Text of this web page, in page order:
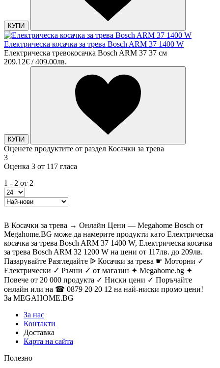
КУПИ
Електрическа косачка за трева Bosch ARM 37 1400 W
Електрическа тревокосачка Bosch ARM 37 37 см
209.12€ / 409.00лв.
КУПИ
Оценете продуктите от раздел Косачки за трева
3
Оценка 3 от 117 гласа
1 - 2 от 2
В Косачки за трева → Онлайн Цени — Megahome Bosch от
Megahome.BG може да намерите продукти като Електрическа
косачка за трева Bosch ARM 37 1400 W, Електрическа косачка
за трева Bosch ARM 32 1200 W на цени от 117лв. до 209лв.
Пазарувайте Разгледайте ᐉ Косачки за трева ☛ Моторни ✓
Електрически ✓ Ръчни ✓ от магазин ✦ Megahome.bg ✦
Повече от 20 000 продукта ✓ Ниски цени ✓ Поръчайте
онлайн или на ☎ 0879 20 20 12 на най-ниски промо цени!
За MEGAHOME.BG
За нас
Контакти
Доставка
Карта на сайта
Полезно